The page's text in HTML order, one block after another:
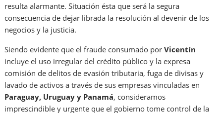
resulta alarmante. Situación ésta que será la segura
consecuencia de dejar librada la resolución al devenir de los
negocios y la justicia.
Siendo evidente que el fraude consumado porVicentín
incluye el uso irregular del crédito público y la expresa
comisión de delitos de evasión tributaria, fuga de divisas y
lavado de activos a través de sus empresas vinculadas en
Paraguay, Uruguay y Panamá, consideramos
imprescindible y urgente que el gobierno tome control de la